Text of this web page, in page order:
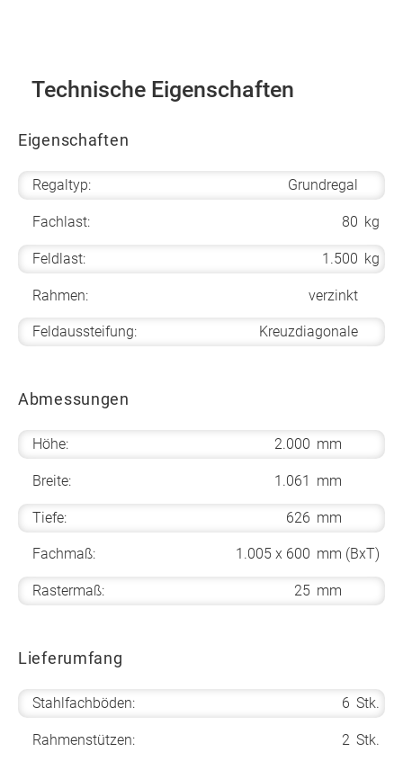
Technische Eigenschaften
Eigenschaften
Regaltyp: Grundregal
Fachlast: 80 kg
Feldlast: 1.500 kg
Rahmen: verzinkt
Feldaussteifung: Kreuzdiagonale
Abmessungen
Höhe: 2.000 mm
Breite: 1.061 mm
Tiefe: 626 mm
Fachmaß: 1.005 x 600 mm (BxT)
Rastermaß: 25 mm
Lieferumfang
Stahlfachböden: 6 Stk.
Rahmenstützen: 2 Stk.